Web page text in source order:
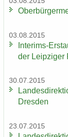
03.08.2015
Interims-​
der Leip­zi­ger
30.07.2015
Dres­den
23.07.2015